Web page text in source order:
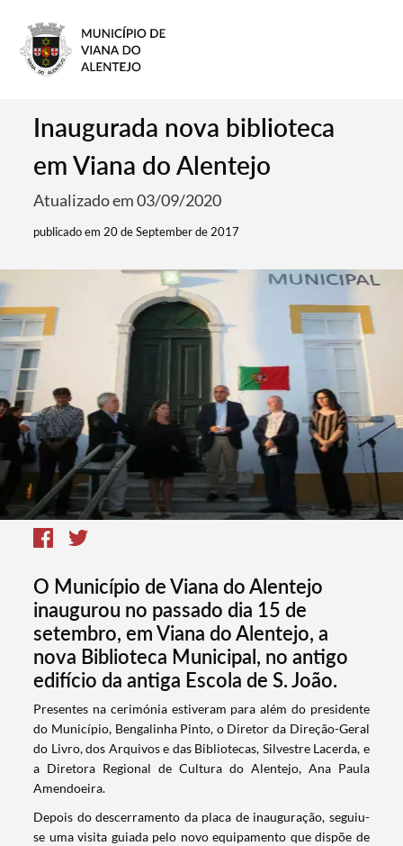
Inaugurada nova biblioteca
em Viana do Alentejo
Atualizado em 03/09/2020
publicado em 20 de September de 2017
O Município de Viana do Alentejo
inaugurou no passado dia 15 de
setembro, em Viana do Alentejo, a
nova Biblioteca Municipal, no antigo
edifício da antiga Escola de S. João.
​Presentes na cerimónia estiveram para além do presidente
do Município, Bengalinha Pinto, o Diretor da Direção-Geral
do Livro, dos Arquivos e das Bibliotecas, Silvestre Lacerda, e
a Diretora Regional de Cultura do Alentejo, Ana Paula
Amendoeira.
Depois do descerramento da placa de inauguração, seguiu-
se uma visita guiada pelo novo equipamento que dispõe de